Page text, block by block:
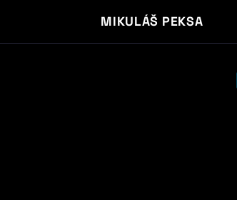
MIKULÁŠ PEKSA